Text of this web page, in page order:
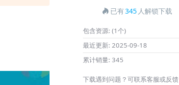
已有345 人解锁下载
包含资源: (1个)
最近更新: 2025-09-18
累计销量: 345
下载遇到问题？可联系客服或反馈